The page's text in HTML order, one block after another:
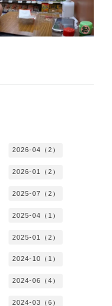
2026-04（2）
2026-01（2）
2025-07（2）
2025-04（1）
2025-01（2）
2024-10（1）
2024-06（4）
2024-03（6）